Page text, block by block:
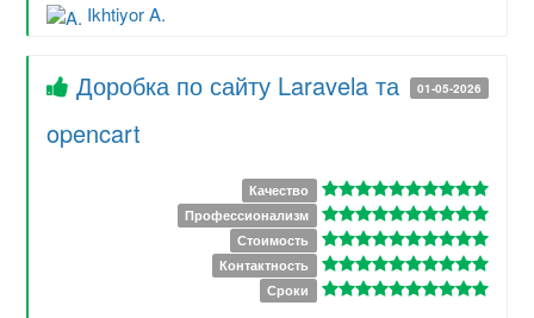
Ikhtiyor A.
01-05-2026
Доробка по сайту Laravela та
opencart
Качество
Профессионализм
Стоимость
Контактность
Сроки